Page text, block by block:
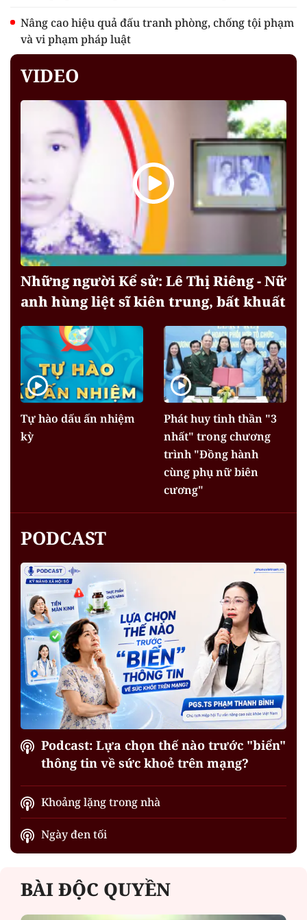
Nâng cao hiệu quả đấu tranh phòng, chống tội phạm
và vi phạm pháp luật
VIDEO
Những người Kể sử: Lê Thị Riêng - Nữ
anh hùng liệt sĩ kiên trung, bất khuất
Tự hào dấu ấn nhiệm
kỳ
Phát huy tinh thần "3
nhất" trong chương
trình "Đồng hành
cùng phụ nữ biên
cương"
PODCAST
Podcast: Lựa chọn thế nào trước "biển"
thông tin về sức khoẻ trên mạng?
Khoảng lặng trong nhà
Ngày đen tối
BÀI ĐỘC QUYỀN